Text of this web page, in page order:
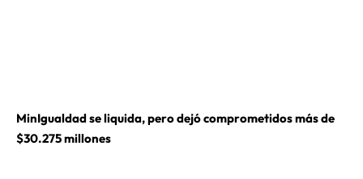
MinIgualdad se liquida, pero dejó comprometidos más de
$30.275 millones